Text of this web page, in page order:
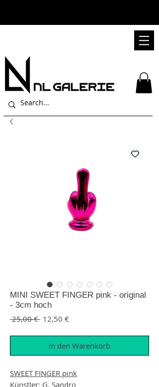
MINI SWEET FINGER pink - original
- 3cm hoch
25,00 € Standardpreis
12,50 €Sale-Preis
In den Warenkorb
SWEET FINGER pink
Künstler: G. Sandro